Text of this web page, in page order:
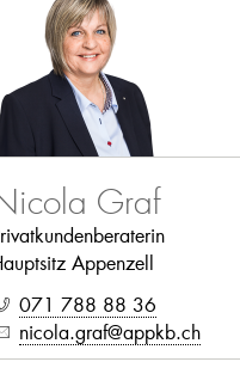
Graf
Appenzell
071 788 88 36
nicola.graf@appkb.ch